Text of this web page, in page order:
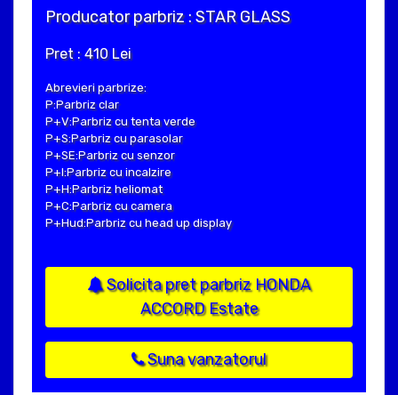
Producator parbriz : STAR GLASS
Pret : 410 Lei
Abrevieri parbrize:
P:Parbriz clar
P+V:Parbriz cu tenta verde
P+S:Parbriz cu parasolar
P+SE:Parbriz cu senzor
P+I:Parbriz cu incalzire
P+H:Parbriz heliomat
P+C:Parbriz cu camera
P+Hud:Parbriz cu head up display
Solicita pret parbriz HONDA
ACCORD Estate
Suna vanzatorul